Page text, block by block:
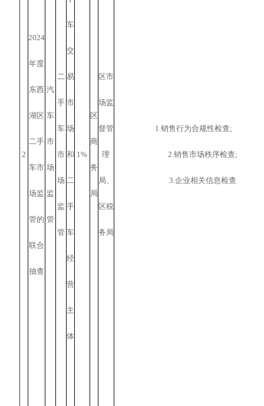
2
2024
年度
东西
湖区
二手
车市
场监
管的
联合
抽查
汽
车
市
场
监
管
二
手
车
市
场
监
管
车
交
易
市
场
和
二
手
车
经
营
主
体
1%
区
商
务
局
区市
场监
督管
理
局、
区税
务局
1.销售行为合规性检查;
2.销售市场秩序检查;
3.企业相关信息检查